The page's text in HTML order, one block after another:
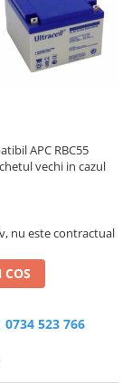
APC RBC55
vechi in cazul
nu este contractual
0734 523 766